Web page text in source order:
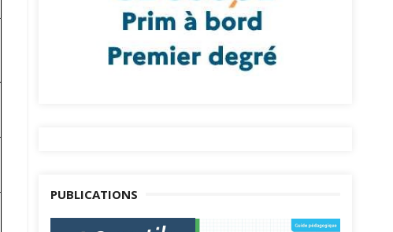
PUBLICATIONS